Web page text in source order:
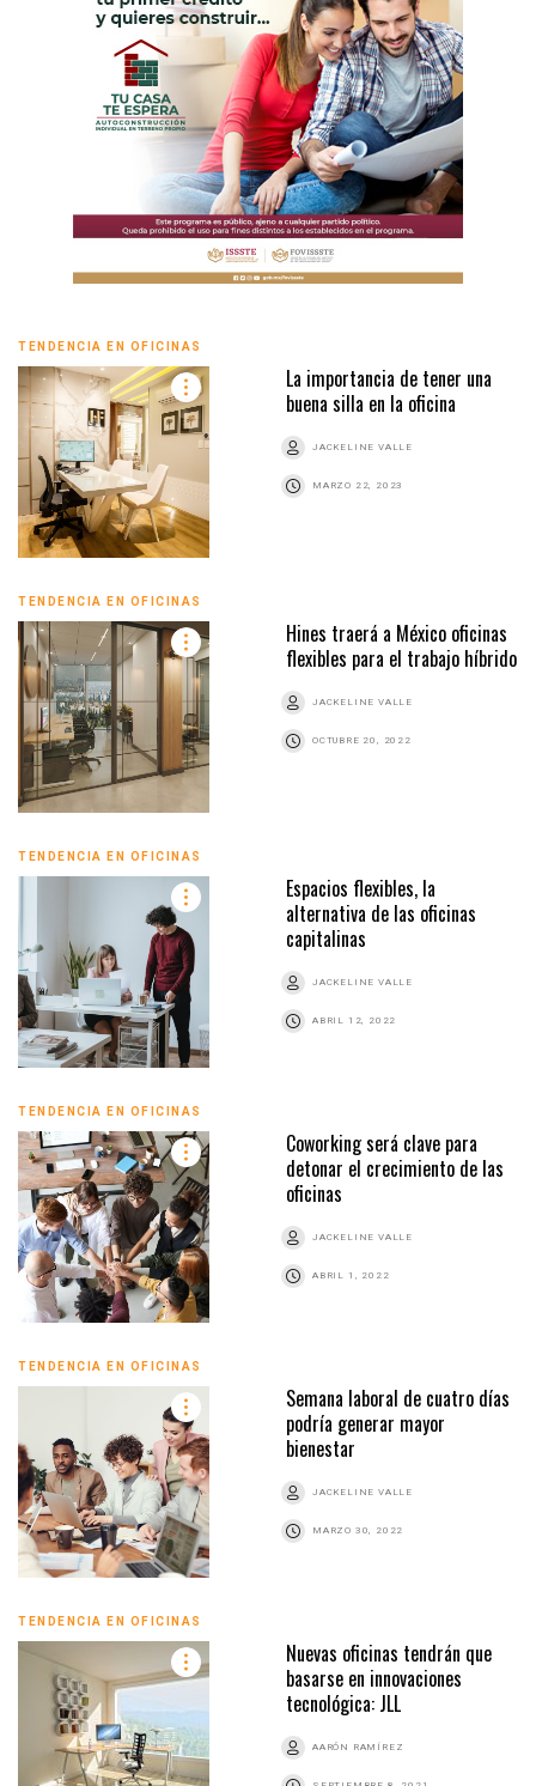
TENDENCIA EN OFICINAS
La importancia de tener una
buena silla en la oficina
JACKELINE VALLE
MARZO 22, 2023
TENDENCIA EN OFICINAS
Hines traerá a México oficinas
flexibles para el trabajo híbrido
JACKELINE VALLE
OCTUBRE 20, 2022
TENDENCIA EN OFICINAS
Espacios flexibles, la
alternativa de las oficinas
capitalinas
JACKELINE VALLE
ABRIL 12, 2022
TENDENCIA EN OFICINAS
Coworking será clave para
detonar el crecimiento de las
oficinas
JACKELINE VALLE
ABRIL 1, 2022
TENDENCIA EN OFICINAS
Semana laboral de cuatro días
podría generar mayor
bienestar
JACKELINE VALLE
MARZO 30, 2022
TENDENCIA EN OFICINAS
Nuevas oficinas tendrán que
basarse en innovaciones
tecnológica: JLL
AARÓN RAMÍREZ